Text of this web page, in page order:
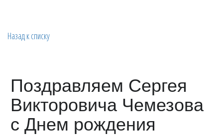
Назад к списку
Поздравляем Сергея
Викторовича Чемезова
с Днем рождения